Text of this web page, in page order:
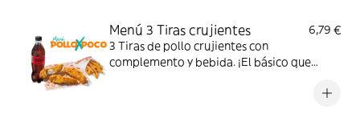
Menú 3 Tiras crujientes
6,79 €
3 Tiras de pollo crujientes con
complemento y bebida. ¡El básico que